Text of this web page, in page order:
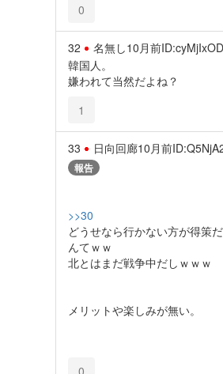
0
32 名無し10月前
韓国人。
嫌われて当然だよね？
1
33 日向回廊10月前
報告
>>30
どうせなら行かない方が得策
んてｗｗ
北とはまだ戦争中だしｗｗｗ
メリットや楽しみが無い。
0